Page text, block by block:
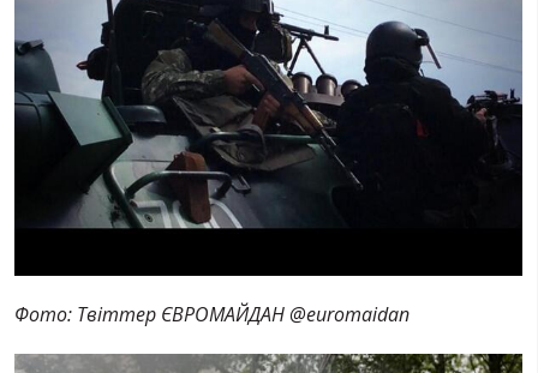
Фото: Твіттер ЄВРОМАЙДАН ‏@euromaidan